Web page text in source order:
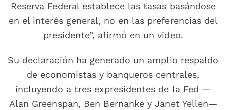
Reserva Federal establece las tasas basándose
en el interés general, no en las preferencias del
presidente”, afirmó en un video.
Su declaración ha generado un amplio respaldo
de economistas y banqueros centrales,
incluyendo a tres expresidentes de la Fed —
Alan Greenspan, Ben Bernanke y Janet Yellen—